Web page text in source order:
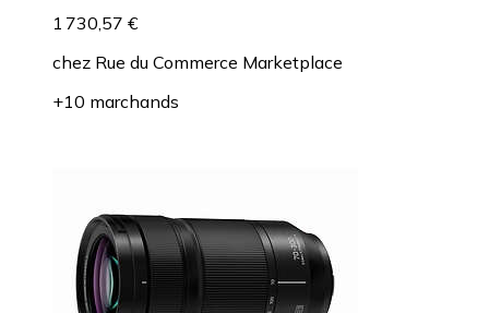
1 730,57 €
chez Rue du Commerce Marketplace
+10 marchands